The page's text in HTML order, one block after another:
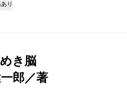
り
き脳
郎／著